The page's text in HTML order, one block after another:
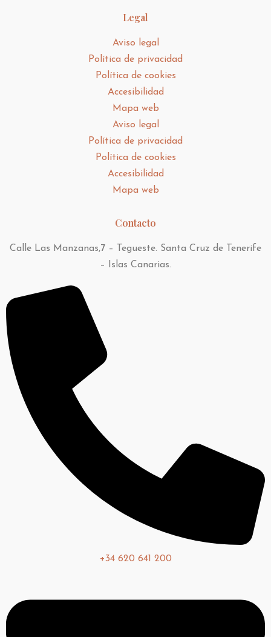
Legal
Aviso legal
Política de privacidad
Política de cookies
Accesibilidad
Mapa web
Aviso legal
Política de privacidad
Política de cookies
Accesibilidad
Mapa web
Contacto
Calle Las Manzanas,7 – Tegueste. Santa Cruz de Tenerife
– Islas Canarias.
+34 620 641 200